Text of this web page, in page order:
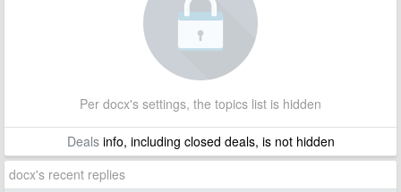
Per docx's settings, the topics list is hidden
Dealsinfo, including closed deals, is not hidden
docx's recent replies